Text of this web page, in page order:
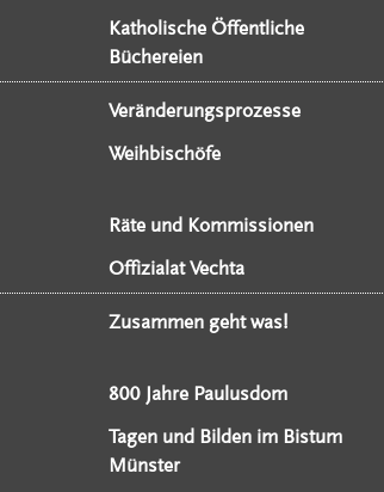
Katholische Öffentliche
Büchereien
Veränderungsprozesse
Weihbischöfe
Räte und Kommissionen
Offizialat Vechta
Zusammen geht was!
800 Jahre Paulusdom
Tagen und Bilden im Bistum
Münster